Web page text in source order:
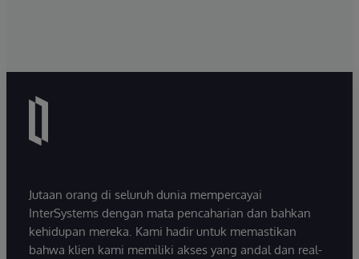
Jutaan orang di seluruh dunia mempercayai
InterSystems dengan mata pencaharian dan bahkan
kehidupan mereka. Kami hadir untuk memastikan
bahwa klien kami memiliki akses yang andal dan real-